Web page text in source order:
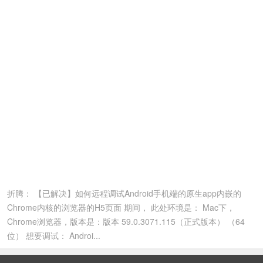
折腾： 【已解决】如何远程调试Android手机端的原生app内嵌的
Chrome内核的浏览器的H5页面 期间， 此处环境是： Mac下，
Chrome浏览器，版本是：版本 59.0.3071.115（正式版本） （64
位） 想要调试： Androi...